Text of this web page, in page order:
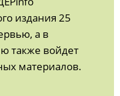
издания 25
а в
также войдет
материалов.